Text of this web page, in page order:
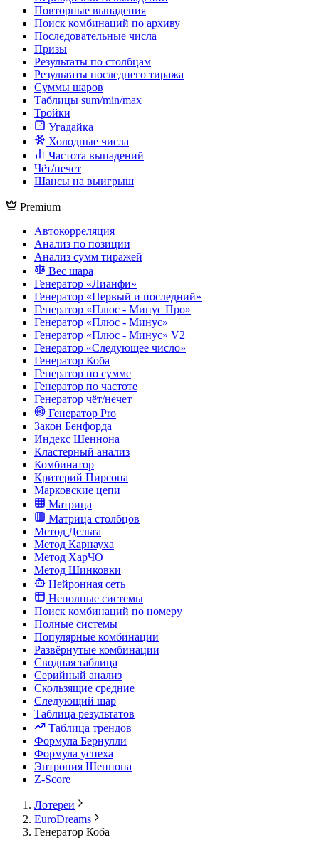
Повторные выпадения
Поиск комбинаций по архиву
Последовательные числа
Призы
Результаты по столбцам
Результаты последнего тиража
Суммы шаров
Таблицы sum/min/max
Тройки
Угадайка
Холодные числа
Частота выпадений
Чёт/нечет
Шансы на выигрыш
Premium
Автокорреляция
Анализ по позиции
Анализ сумм тиражей
Вес шара
Генератор «Лианфи»
Генератор «Первый и последний»
Генератор «Плюс - Минус Про»
Генератор «Плюс - Минус»
Генератор «Плюс - Минус» V2
Генератор «Следующее число»
Генератор Коба
Генератор по сумме
Генератор по частоте
Генератор чёт/нечет
Генератор Pro
Закон Бенфорда
Индекс Шеннона
Кластерный анализ
Комбинатор
Критерий Пирсона
Марковские цепи
Матрица
Матрица столбцов
Метод Дельта
Метод Карнауха
Метод ХарЧО
Метод Шинковки
Нейронная сеть
Неполные системы
Поиск комбинаций по номеру
Полные системы
Популярные комбинации
Развёрнутые комбинации
Сводная таблица
Серийный анализ
Скользящие средние
Следующий шар
Таблица результатов
Таблица трендов
Формула Бернулли
Формула успеха
Энтропия Шеннона
Z-Score
Лотереи
EuroDreams
Генератор Коба